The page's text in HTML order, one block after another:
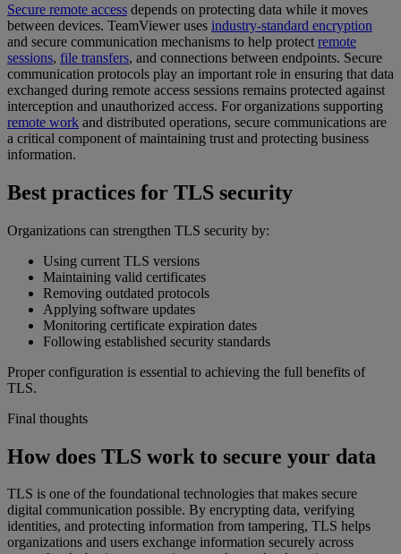
Secure remote access depends on protecting data while it moves
between devices. TeamViewer uses industry-standard encryption
and secure communication mechanisms to help protect remote
sessions, file transfers, and connections between endpoints. Secure
communication protocols play an important role in ensuring that data
exchanged during remote access sessions remains protected against
interception and unauthorized access. For organizations supporting
remote work and distributed operations, secure communications are
a critical component of maintaining trust and protecting business
information.
Best practices for TLS security
Organizations can strengthen TLS security by:
Using current TLS versions
Maintaining valid certificates
Removing outdated protocols
Applying software updates
Monitoring certificate expiration dates
Following established security standards
Proper configuration is essential to achieving the full benefits of
TLS.
Final thoughts
How does TLS work to secure your data
TLS is one of the foundational technologies that makes secure
digital communication possible. By encrypting data, verifying
identities, and protecting information from tampering, TLS helps
organizations and users exchange information securely across